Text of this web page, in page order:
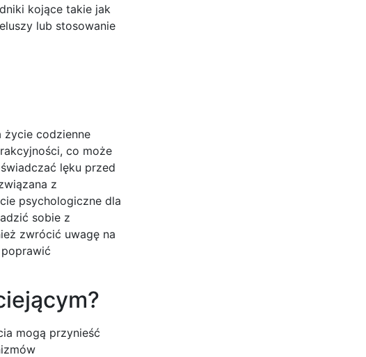
kojące takie jak
lub stosowanie
życie codzienne
co może
lęku przed
z
psychologiczne dla
sobie z
zwrócić uwagę na
mogą przynieść